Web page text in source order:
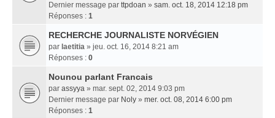
Dernier message par ttpdoan » sam. oct. 18, 2014 12:18 pm
Réponses : 1
RECHERCHE JOURNALISTE NORVÉGIEN
par laetitia » jeu. oct. 16, 2014 8:21 am
Réponses : 0
Nounou parlant Francais
par assyya » mar. sept. 02, 2014 9:03 pm
Dernier message par Noly » mer. oct. 08, 2014 6:00 pm
Réponses : 1